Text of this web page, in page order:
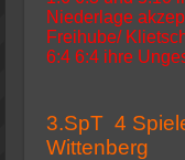
Niederlage
Freihube/
6:4 6:4 ihre
3.SpT 4
Wittenberg